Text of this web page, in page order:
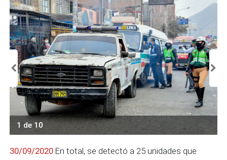
1 de 10
30/09/2020 En total, se detectó a 25 unidades que